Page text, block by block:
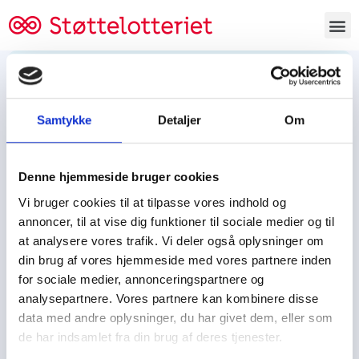
Samtykke Detaljer Om
Denne hjemmeside bruger cookies
Vi bruger cookies til at tilpasse vores indhold og
annoncer, til at vise dig funktioner til sociale medier og til
at analysere vores trafik. Vi deler også oplysninger om
din brug af vores hjemmeside med vores partnere inden
for sociale medier, annonceringspartnere og
analysepartnere. Vores partnere kan kombinere disse
data med andre oplysninger, du har givet dem, eller som
de har indsamlet fra din brug af deres tjenester.
Tjen penge og støt
Tjen penge til:
Spejdere/spejdergruppen/FDF’ere, m.fl.
Kontor
Tjenpengeogstoet.dk
Ejby Industrivej 91
DK – 2600 Glostrup
CVR: 19347508